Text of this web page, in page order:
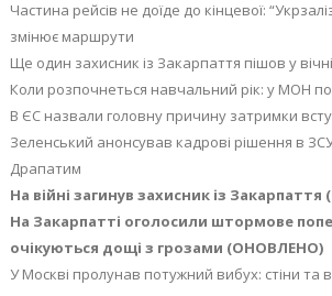
Частина рейсів не доїде до кінцевої:
змінює маршрути
Ще один захисник із Закарпаття пішов у
Коли розпочнеться навчальний рік: у МОН
В ЄС назвали головну причину затримки
Зеленський анонсував кадрові рішення в
Драпатим
На війні загинув захисник із
На Закарпатті оголосили штормове
очікуються дощі з грозами (ОНОВЛЕНО)
У Москві пролунав потужний вибух: стіни та